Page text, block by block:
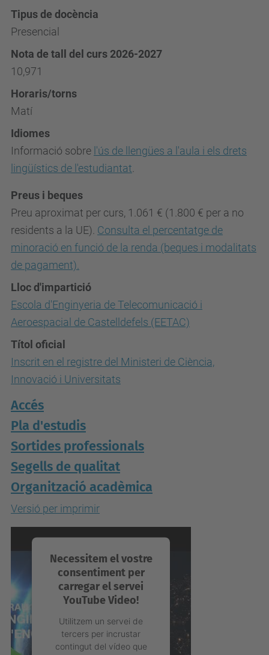
Tipus de docència
Presencial
Nota de tall del curs 2026-2027
10,971
Horaris/torns
Matí
Idiomes
Informació sobre l'ús de llengües a l'aula i els drets
lingüístics de l'estudiantat
Preus i beques
Preu aproximat per curs, 1.061 € (1.800 € per a no
residents a la UE). Consulta el percentatge de
minoració en funció de la renda (beques i modalitats
de pagament).
Lloc d'impartició
Escola d'Enginyeria de Telecomunicació i
Aeroespacial de Castelldefels (EETAC)
Títol oficial
Inscrit en el registre del Ministeri de Ciència,
Innovació i Universitats
Accés
Pla d'estudis
Sortides professionals
Segells de qualitat
Organització acadèmica
Versió per imprimir
Necessitem el vostre
consentiment per
carregar el servei
YouTube Video!
Utilitzem un servei de
tercers per incrustar
contingut del vídeo que